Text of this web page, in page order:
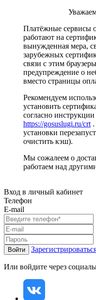
Платёжные сервисы
работают на
вынужденная мера,
зарубежных
связи с этим
предупреждение о
вместо страницы
Рекомендуем
установить
согласно инструкции
https://gosuslugi.ru/crt
установки
очистить кэш).
Мы сожалеем о
работаем над
Вход в личный кабинет
Телефон
E-mail
Войти
Или войдите через